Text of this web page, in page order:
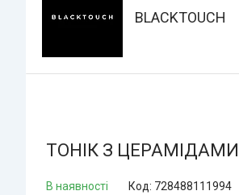
BLACKTOUCH
ТОНІК З
В наявності Код: 728488111994